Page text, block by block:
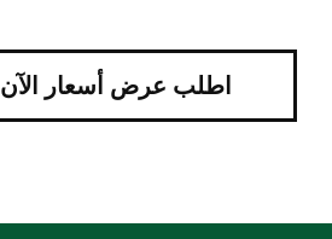
اطلب عرض أسعار الآن